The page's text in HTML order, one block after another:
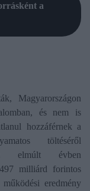
a
Magyarországon
és nem is
hozzáférnek a
töltéséről
elmúlt évben
milliárd forintos
eredmény